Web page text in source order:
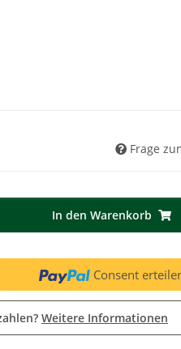
Frage
In den Warenkorb
Consent
Weitere Informationen